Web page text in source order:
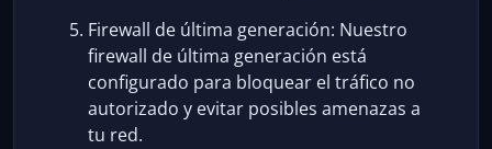
Firewall de última generación: Nuestro
firewall de última generación está
configurado para bloquear el tráfico no
autorizado y evitar posibles amenazas a
tu red.